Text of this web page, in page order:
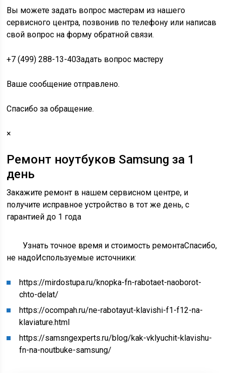
Вы можете задать вопрос мастерам из нашего
сервисного центра, позвонив по телефону или написав
свой вопрос на форму обратной связи.
+7 (499) 288-13-40Задать вопрос мастеру
Ваше сообщение отправлено.
Спасибо за обращение.
×
Ремонт ноутбуков Samsung за 1
день
Закажите ремонт в нашем сервисном центре, и
получите исправное устройство в тот же день, с
гарантией до 1 года
Узнать точное время и стоимость ремонтаСпасибо,
не надоИспользуемые источники:
https://mirdostupa.ru/knopka-fn-rabotaet-naoborot-
chto-delat/
https://ocompah.ru/ne-rabotayut-klavishi-f1-f12-na-
klaviature.html
https://samsngexperts.ru/blog/kak-vklyuchit-klavishu-
fn-na-noutbuke-samsung/